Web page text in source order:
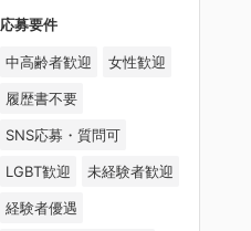
応募要件
中高齢者歓迎 女性歓迎
履歴書不要
SNS応募・質問可
LGBT歓迎 未経験者歓迎
経験者優遇